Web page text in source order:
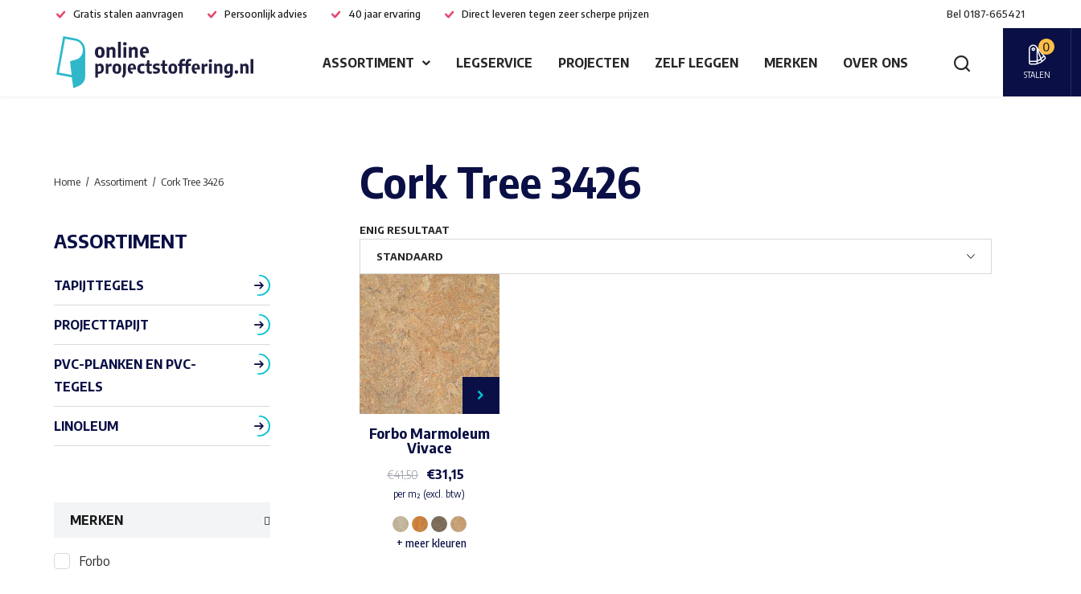
Gratis stalen aanvragen Persoonlijk advies 40 jaar ervaring Direct leveren tegen zeer scherpe prijzen Bel 0187-665421
ASSORTIMENT LEGSERVICE PROJECTEN ZELF LEGGEN MERKEN OVER ONS
0
STALEN
Cork Tree 3426
ENIG RESULTAAT
Forbo Marmoleum
Vivace
€41,50 €31,15
per m² (excl. btw)
Dit
+ meer kleuren
Home Assortiment Cork Tree 3426
ASSORTIMENT
TAPIJTTEGELS
PROJECTTAPIJT
PVC-PLANKEN EN PVC-
TEGELS
LINOLEUM
MERKEN
Forbo